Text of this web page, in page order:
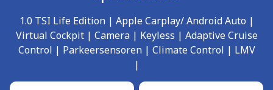
1.0 TSI Life Edition | Apple Carplay/ Android Auto |
Virtual Cockpit | Camera | Keyless | Adaptive Cruise
Control | Parkeersensoren | Climate Control | LMV
|